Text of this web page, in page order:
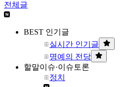
전체글
BEST 인기글
실시간 인기글
명예의 전당
할말이슈·이슈토론
정치